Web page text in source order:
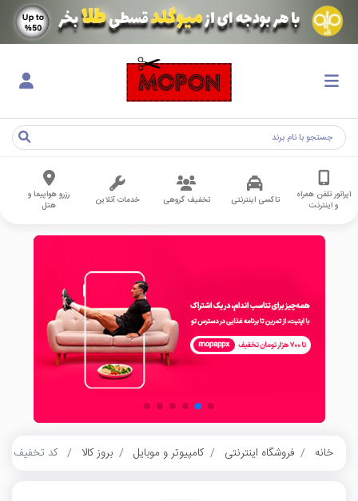
اپراتور تلفن همراه
و اینترنت
تاکسی اینترنتی تخفیف گروهی خدمات آنلاین
رزرو هواپیما و
هتل
خانه فروشگاه اینترنتی کامپیوتر و موبایل بروز کالا کد تخفیف 30 هزار تومانی بروز کالا